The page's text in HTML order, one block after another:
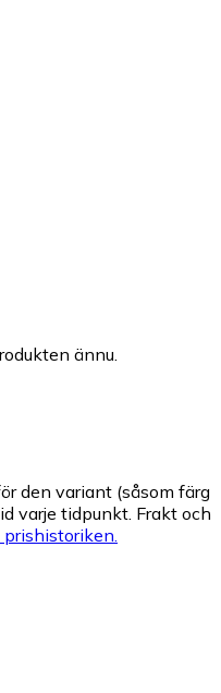
ännu.
den variant (såsom färg
varje tidpunkt. Frakt och